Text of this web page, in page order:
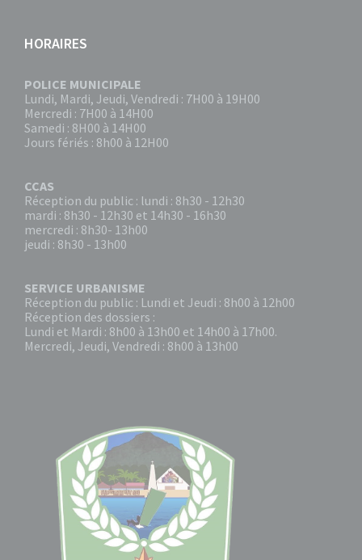
HORAIRES
POLICE MUNICIPALE
Lundi, Mardi, Jeudi, Vendredi : 7H00 à 19H00
Mercredi : 7H00 à 14H00
Samedi : 8H00 à 14H00
Jours fériés : 8h00 à 12H00
CCAS
Réception du public : lundi : 8h30 - 12h30
mardi : 8h30 - 12h30 et 14h30 - 16h30
mercredi : 8h30- 13h00
jeudi : 8h30 - 13h00
SERVICE URBANISME
Réception du public : Lundi et Jeudi : 8h00 à 12h00
Réception des dossiers :
Lundi et Mardi : 8h00 à 13h00 et 14h00 à 17h00.
Mercredi, Jeudi, Vendredi : 8h00 à 13h00